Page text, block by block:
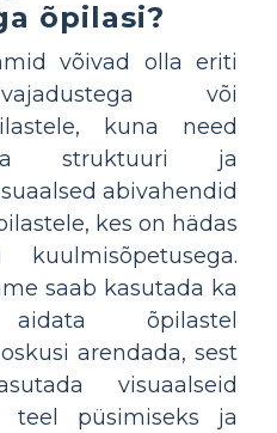
õpilasi?
võivad olla eriti
või
kuna need
struktuuri ja
abivahendid
kes on hädas
kuulmisõpetusega.
saab kasutada ka
õpilastel
arendada, sest
visuaalseid
teel püsimiseks ja